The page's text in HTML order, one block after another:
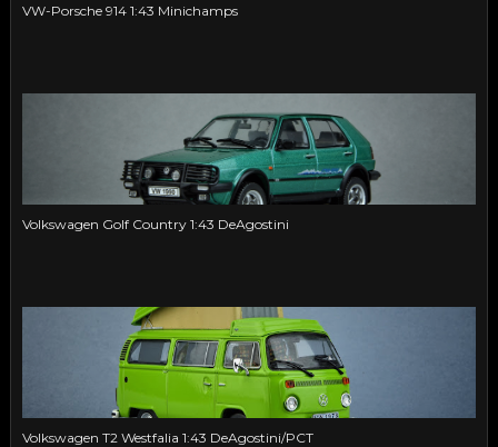
VW-Porsche 914 1:43 Minichamps
Volkswagen Golf Country 1:43 DeAgostini
Volkswagen T2 Westfalia 1:43 DeAgostini/PCT